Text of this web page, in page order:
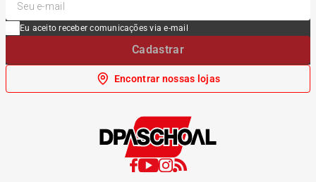
Eu aceito receber comunicações via e-mail
Cadastrar
Encontrar nossas lojas